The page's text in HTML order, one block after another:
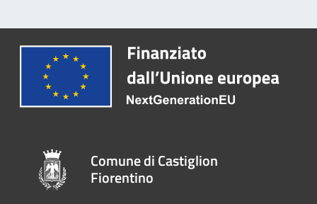
Comune di Castiglion
Fiorentino